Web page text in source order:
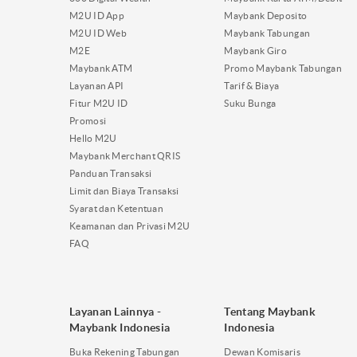
M2U ID App
M2U ID Web
M2E
Maybank ATM
Layanan API
Fitur M2U ID
Promosi
Hello M2U
Maybank Merchant QRIS
Panduan Transaksi
Limit dan Biaya Transaksi
Syarat dan Ketentuan
Keamanan dan Privasi M2U
FAQ
Maybank Deposito
Maybank Tabungan
Maybank Giro
Promo Maybank Tabungan
Tarif & Biaya
Suku Bunga
Layanan Lainnya -
Maybank Indonesia
Buka Rekening Tabungan
Tentang Maybank
Indonesia
Dewan Komisaris